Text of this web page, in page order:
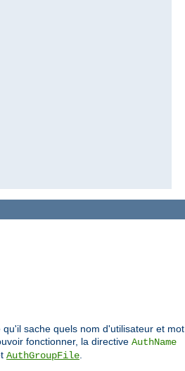
sache quels nom d'utilisateur et mot
fonctionner, la directive AuthName
AuthGroupFile.